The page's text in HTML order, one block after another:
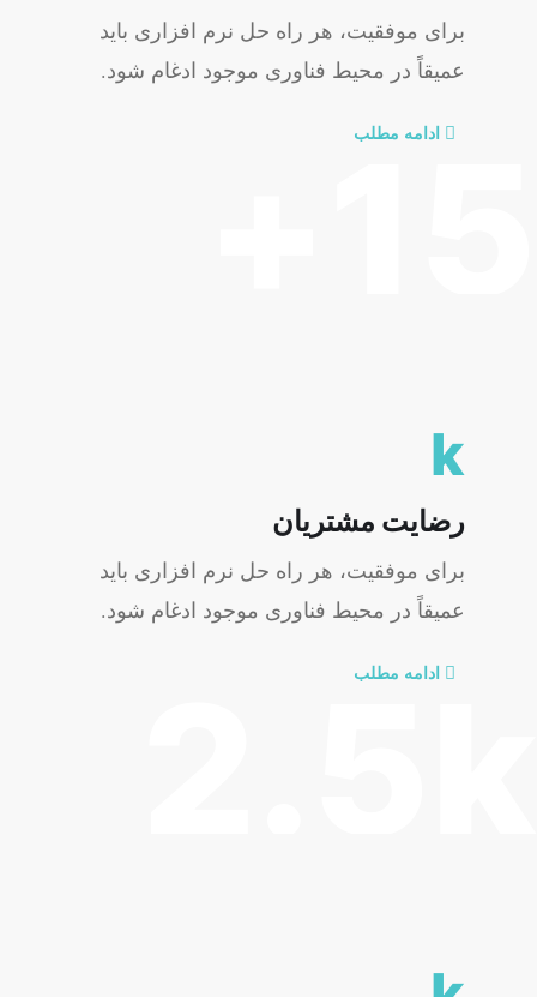
برای موفقیت، هر راه حل نرم افزاری باید
عمیقاً در محیط فناوری موجود ادغام شود.
ادامه مطلب
k
رضایت مشتریان
برای موفقیت، هر راه حل نرم افزاری باید
عمیقاً در محیط فناوری موجود ادغام شود.
ادامه مطلب